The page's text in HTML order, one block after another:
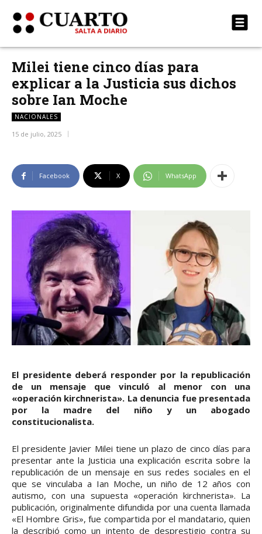
Milei tiene cinco días para
explicar a la Justicia sus dichos
sobre Ian Moche
NACIONALES
15 de julio, 2025
Facebook X WhatsApp
El presidente deberá responder por la republicación
de un mensaje que vinculó al menor con una
«operación kirchnerista». La denuncia fue presentada
por la madre del niño y un abogado
constitucionalista.
El presidente Javier Milei tiene un plazo de cinco días para
presentar ante la Justicia una explicación escrita sobre la
republicación de un mensaje en sus redes sociales en el
que se vinculaba a Ian Moche, un niño de 12 años con
autismo, con una supuesta «operación kirchnerista». La
publicación, originalmente difundida por una cuenta llamada
«El Hombre Gris», fue compartida por el mandatario, quien
la describió como un intento de desprestigio contra su